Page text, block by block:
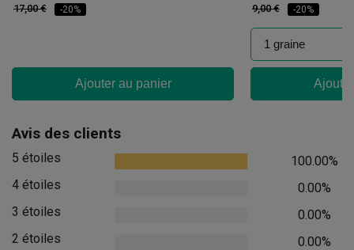
17,00 € -20%
Ajouter au panier
9,00 € -20%
Avis des clients
5 étoiles
100.00%
4 étoiles
0.00%
3 étoiles
0.00%
2 étoiles
0.00%